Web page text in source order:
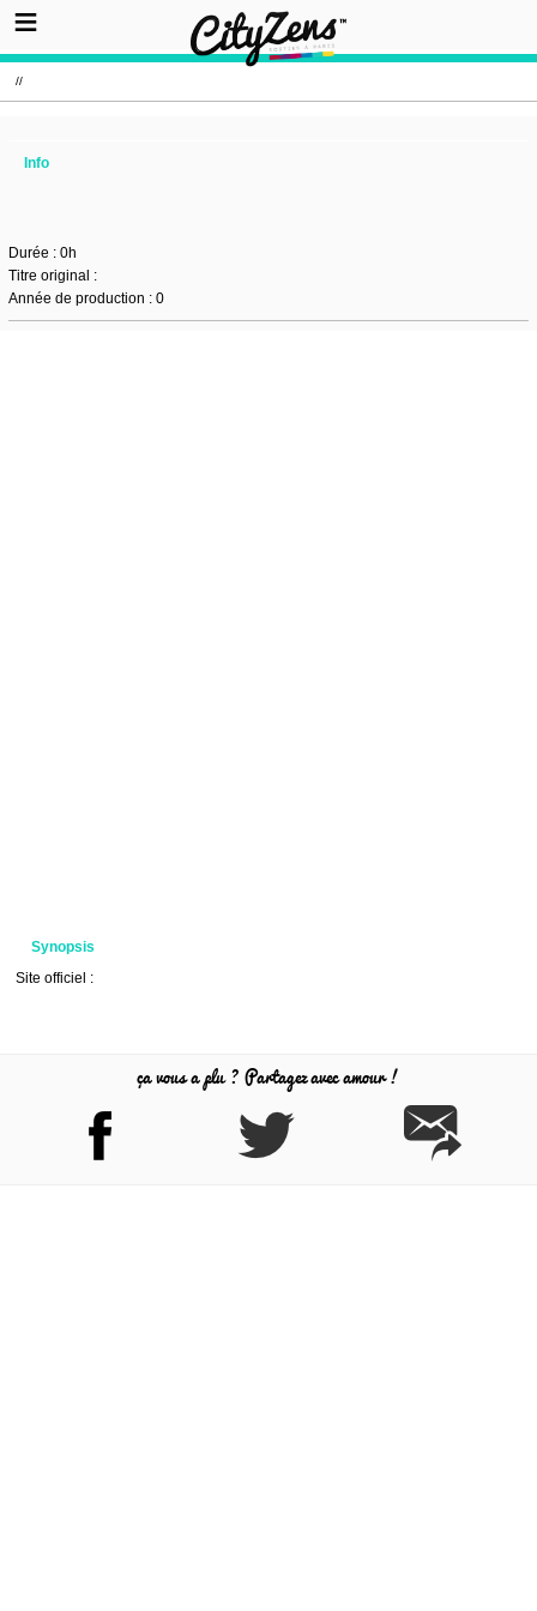
//
Info
Durée : 0h
Titre original :
Année de production : 0
Synopsis
Site officiel :
ça vous a plu ? Partagez avec amour !